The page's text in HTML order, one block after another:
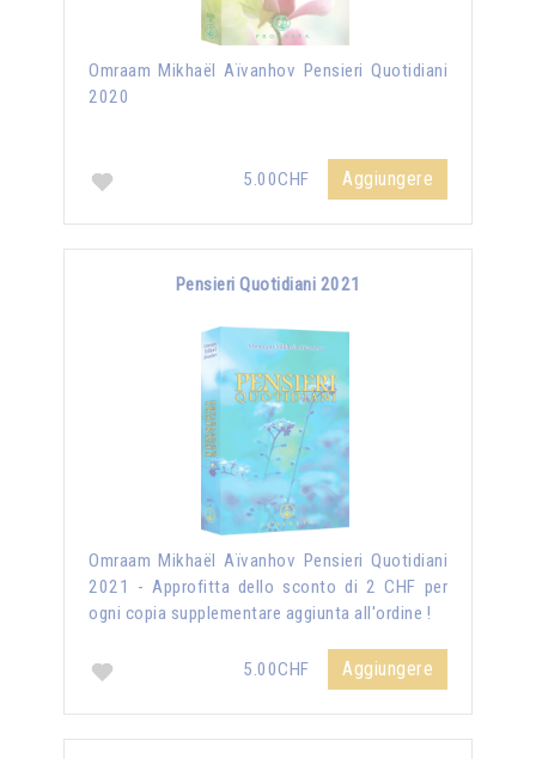
Omraam Mikhaël Aïvanhov Pensieri Quotidiani
2020
5.00CHF Aggiungere
Pensieri Quotidiani 2021
Omraam Mikhaël Aïvanhov Pensieri Quotidiani
2021 - Approfitta dello sconto di 2 CHF per
ogni copia supplementare aggiunta all'ordine !
5.00CHF Aggiungere